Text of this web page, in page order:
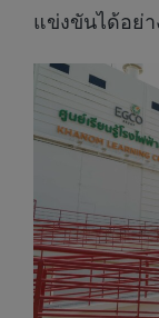
แข่งขันได้อย่